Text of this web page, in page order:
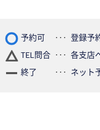
予約可
登録予
TEL問合
各支店
終了
ネット